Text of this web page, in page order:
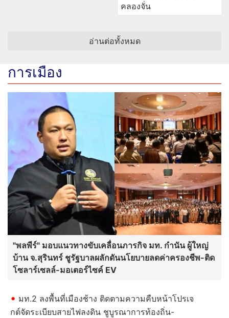
คลองจั่น
อ่านต่อทั้งหมด
การเมือง
"พลพีร์" มอบแนวทางขับเคลื่อนภารกิจ มท. กำนัน ผู้ใหญ่
บ้าน จ.สุรินทร์ ชูรัฐบาลผลักดันนโยบายลดค่าครองชีพ-ติด
โซลาร์เซลล์-มอเตอร์ไซค์ EV
มท.2 ลงพื้นที่เมืองช้าง ติดตามความคืบหน้าโปรเจ
กต์จัดระเบียบสายไฟลงดิน ชูบูรณาการท้องถิ่น-